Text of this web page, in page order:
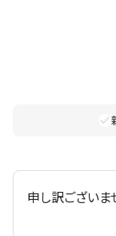
申し訳ございま